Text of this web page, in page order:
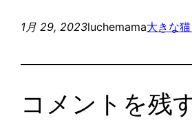
1月 29, 2023luchemama大きな
コメントを残